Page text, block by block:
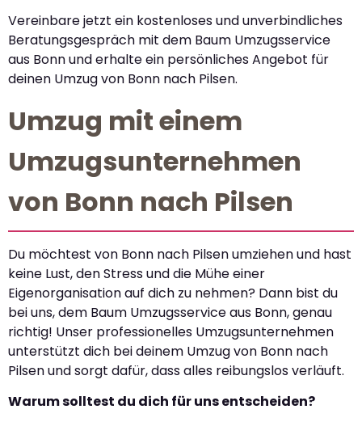
Vereinbare jetzt ein kostenloses und unverbindliches
Beratungsgespräch mit dem Baum Umzugsservice
aus Bonn und erhalte ein persönliches Angebot für
deinen Umzug von Bonn nach Pilsen.
Umzug mit einem
Umzugsunternehmen
von Bonn nach Pilsen
Du möchtest von Bonn nach Pilsen umziehen und hast
keine Lust, den Stress und die Mühe einer
Eigenorganisation auf dich zu nehmen? Dann bist du
bei uns, dem Baum Umzugsservice aus Bonn, genau
richtig! Unser professionelles Umzugsunternehmen
unterstützt dich bei deinem Umzug von Bonn nach
Pilsen und sorgt dafür, dass alles reibungslos verläuft.
Warum solltest du dich für uns entscheiden?